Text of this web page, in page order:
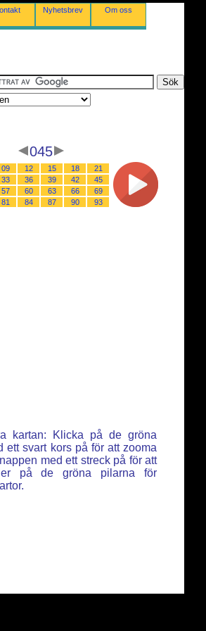
Nyhetsbrev Om oss
045
09 12 15 18
21
33 36 39 42
45
57 60 63 66
69
81 84 87 90 93
kartan: Klicka på de gröna
ett svart kors på för att zooma
med ett streck på för att
på de gröna pilarna för